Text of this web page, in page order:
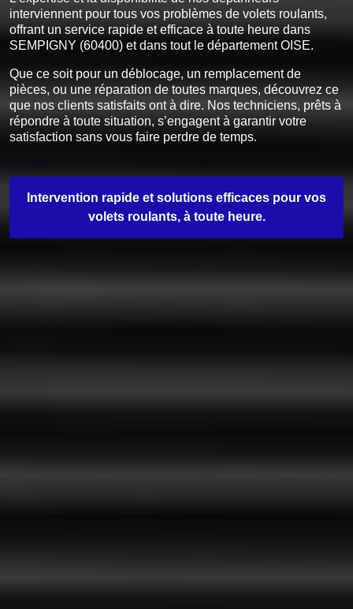
interviennent pour tous vos problèmes de volets roulants,
offrant un service rapide et efficace à toute heure dans
SEMPIGNY (60400) et dans tout le département OISE.
Que ce soit pour un déblocage, un remplacement de
pièces, ou une réparation de toutes marques, découvrez ce
que nos clients satisfaits ont à dire. Nos techniciens, prêts à
répondre à toute situation, s’engagent à garantir votre
satisfaction sans vous faire perdre de temps.
Intervention rapide et solutions efficaces pour vos
volets roulants, à toute heure.